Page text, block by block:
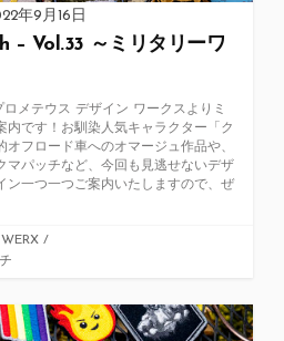
年9月16日
– Vol.33 ～ミリタリーワ
メテウス デザイン ワークスよりミ
内です！お馴染人気キャラクター「ク
フロード車へのオマージュ作品や、
マパッチなど、今回も見逃せないデザ
ン一つ一つご案内いたしますので、ぜ
/